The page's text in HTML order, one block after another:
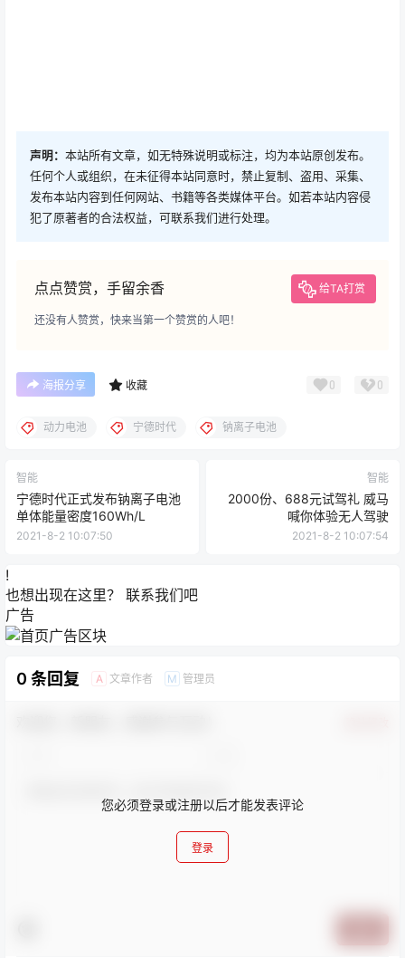
声明： 本站所有文章，如无特殊说明或标注，均为本站原创发布。
任何个人或组织，在未征得本站同意时，禁止复制、盗用、采集、
发布本站内容到任何网站、书籍等各类媒体平台。如若本站内容侵
犯了原著者的合法权益，可联系我们进行处理。
点点赞赏，手留余香 给TA打赏
还没有人赞赏，快来当第一个赞赏的人吧！
海报分享 收藏 0 0
动力电池 宁德时代 钠离子电池
智能
宁德时代正式发布钠离子电池
单体能量密度160Wh/L
2021-8-2 10:07:50
智能
2000份、688元试驾礼 威马
喊你体验无人驾驶
2021-8-2 10:07:54
!
也想出现在这里？ 联系我们吧
广告
0 条回复 A 文章作者 M 管理员
您必须登录或注册以后才能发表评论
登录